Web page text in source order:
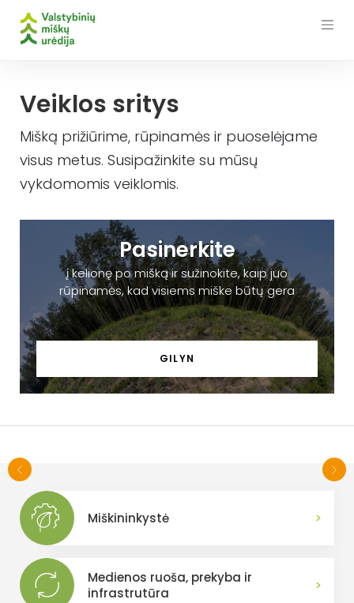
content
Veiklos sritys
Mišką prižiūrime, rūpinamės ir puoselėjame
visus metus. Susipažinkite su mūsų
vykdomomis veiklomis.
Pasinerkite
į kelionę po mišką ir sužinokite, kaip juo
rūpinamės, kad visiems miške būtų gera
GILYN
Miškininkystė >
Medienos ruoša, prekyba ir
infrastrutūra
>